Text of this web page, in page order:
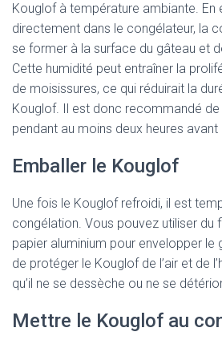
Kouglof à température ambiante. En
directement dans le congélateur, la
se former à la surface du gâteau et
Cette humidité peut entraîner la
de moisissures, ce qui réduirait la
Kouglof. Il est donc recommandé
pendant au moins deux heures
Emballer le Kouglof
Une fois le Kouglof refroidi, il est
congélation. Vous pouvez utiliser du
papier aluminium pour envelopper le
de protéger le Kouglof de l’air et de
qu’il ne se dessèche ou ne se
Mettre le Kouglof au